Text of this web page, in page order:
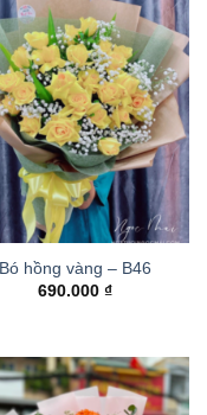
Bó hồng vàng – B46
690.000 ₫